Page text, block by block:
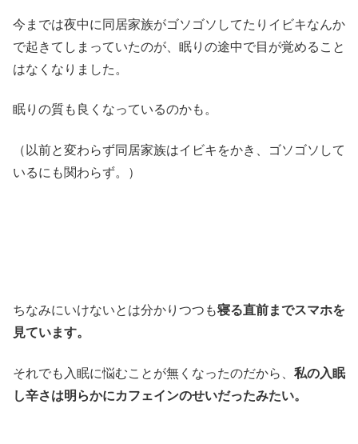
今までは夜中に同居家族がゴソゴソしてたりイビキなんか
で起きてしまっていたのが、眠りの途中で目が覚めること
はなくなりました。
眠りの質も良くなっているのかも。
（以前と変わらず同居家族はイビキをかき、ゴソゴソして
いるにも関わらず。）
ちなみにいけないとは分かりつつも寝る直前までスマホを
見ています。
それでも入眠に悩むことが無くなったのだから、 私の入眠
し辛さは明らかにカフェインのせいだったみたい。